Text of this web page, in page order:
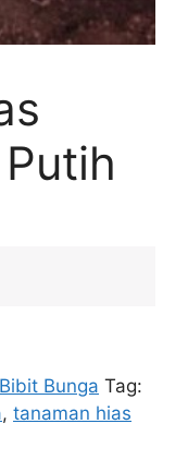
Bibit Bunga Tag:
, tanaman hias